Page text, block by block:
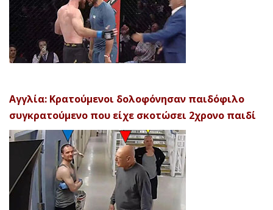
Αγγλία: Κρατούμενοι δολοφόνησαν παιδόφιλο
συγκρατούμενο που είχε σκοτώσει 2χρονο παιδί